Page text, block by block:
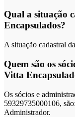
Qual a situação
Encapsulados?
A situação cadastral
Quem são os
Vitta
Os sócios e
59329735000106,
Administrador.